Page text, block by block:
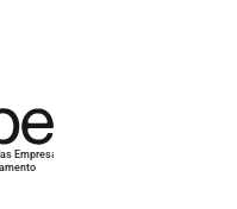
Empresas